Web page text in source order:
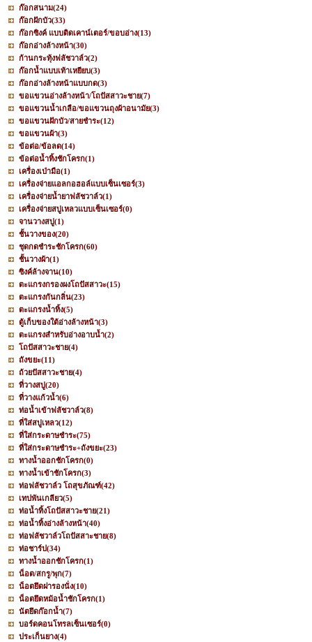
ก๊อกสนาม(24)
ก๊อกฝักบัว(33)
ก๊อกซิงค์ แบบติดเคาน์เตอร์/ขอบอ่าง(13)
ก๊อกอ่างล้างหน้า(30)
ก้านกระทุ้งฟลัชวาล์ว(2)
ก๊อกน้ำแบบเท้าเหยียบ(3)
ก๊อกอ่างล้างหน้าแบบกด(3)
ขอแขวนอ่างล้างหน้า/โถปัสสาวะชาย(7)
ขอแขวนน้ำเกลือ/ขอแขวนถุงผ้าอนามัย(3)
ขอแขวนฝักบัว/สายชำระ(12)
ขอแขวนผ้า(3)
ข้อต่อ/ข้อลด(14)
ข้อต่อน้ำทิ้งชักโครก(1)
เครื่องเป่ามือ(1)
เครื่องจ่ายแอลกอฮอล์แบบเซ็นเซอร์(3)
เครื่องจ่ายน้ำยาฟลัชวาล์ว(1)
เครื่องจ่ายสบู่เหลวแบบเซ็นเซอร์(0)
จานวางสบู่(1)
ชั้นวางของ(20)
ชุดกดชำระชักโครก(60)
ชั้นวางผ้า(1)
ซิงค์ล้างจาน(10)
ตะแกรงกรองผงโถปัสสาวะ(15)
ตะแกรงกันกลิ่น(23)
ตะแกรงน้ำทิ้ง(5)
ตู้เก็บของใต้อ่างล้างหน้า(3)
ตะแกรงสำหรับอ่างอาบน้ำ(2)
โถปัสสาวะชาย(4)
ถังขยะ(11)
ถ้วยปัสสาวะชาย(4)
ที่วางสบู่(20)
ที่วางแก้วน้ำ(6)
ท่อน้ำเข้าฟลัชวาล์ว(8)
ที่ใส่สบู่เหลว(12)
ที่ใส่กระดาษชำระ(75)
ที่ใส่กระดาษชำระ+ถังขยะ(23)
ทางน้ำออกชักโครก(0)
ทางน้ำเข้าชักโครก(3)
ท่อฟลัชวาล์ว โถสุขภัณฑ์(42)
เทปพันเกลียว(5)
ท่อน้ำทิ้งโถปัสสาวะชาย(21)
ท่อน้ำทิ้งอ่างล้างหน้า(40)
ท่อฟลัชวาล์วโถปัสสาะชาย(8)
ท่อชาร์ป(34)
ทางน้ำออกชักโครก(1)
น็อต/สกรู/พุก(7)
น็อตยึดฝารองนั่ง(10)
น็อตยึดหม้อน้ำชักโครก(1)
นัตยึดก๊อกน้ำ(7)
บอร์ดคอนโทรลเซ็นเซอร์(0)
ประเก็นยาง(4)